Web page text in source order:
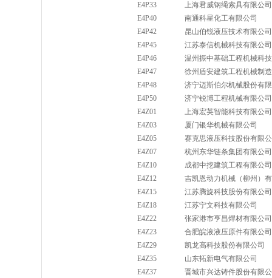
E4P33
上海君威钢绳索具有限公司
E4P40
南通科星化工有限公司
E4P42
昆山伯锐液压技术有限公司
E4P45
江苏泰信机械科技有限公司
E4P46
温州振中基础工程机械科
E4P47
徐州盾安建筑工程机械制
E4P48
济宁迈斯伯尔机械股份有
E4P50
济宁锐博工程机械有限公司
E4Z01
上海宏英智能科技有限公司
E4Z03
厦门银华机械有限公司
E4Z05
赛克思液压科技股份有限
E4Z07
杭州东华链条集团有限公司
E4Z10
成都中挖建筑工程有限公司
E4Z12
吉凯恩动力机械（柳州）
E4Z15
江苏腾旋科技股份有限公司
E4Z18
江苏宁文科技有限公司
E4Z22
张家港市亨昌焊材有限公司
E4Z23
合肥皖液液压原件有限公司
E4Z29
凯龙高科技股份有限公司
E4Z35
山东拓新电气有限公司
E4Z37
晋城市兴达铸件股份有限